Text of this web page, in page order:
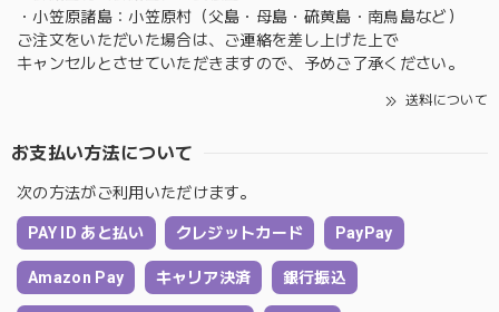
・小笠原諸島：小笠原村（父島・母島・硫黄島・南鳥島など）
ご注文をいただいた場合は、ご連絡を差し上げた上で
キャンセルとさせていただきますので、予めご了承ください。
送料について
お支払い方法について
次の方法がご利用いただけます。
PAY ID あと払い クレジットカード PayPay
Amazon Pay キャリア決済 銀行振込